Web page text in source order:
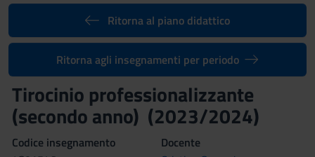
Ritorna al piano didattico
Ritorna agli insegnamenti per periodo
Tirocinio professionalizzante
(secondo anno) (2023/2024)
Codice insegnamento
Docente